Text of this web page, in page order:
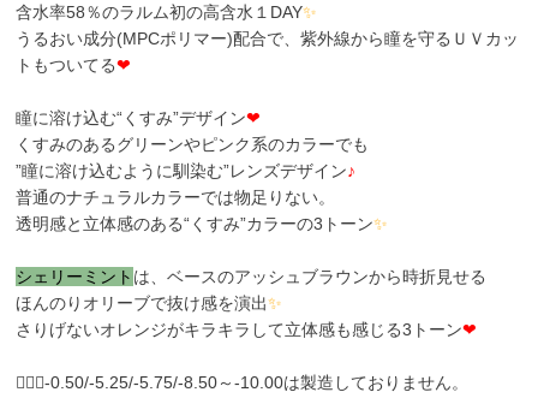
含水率58％のラルム初の高含水１DAY✨
うるおい成分(MPCポリマー)配合で、紫外線から瞳を守るＵＶカッ
トもついてる❤
瞳に溶け込む“くすみ”デザイン❤
くすみのあるグリーンやピンク系のカラーでも
”瞳に溶け込むように馴染む”レンズデザイン♪
普通のナチュラルカラーでは物足りない。
透明感と立体感のある“くすみ”カラーの3トーン✨
シ ェ リ ー ミ ン ト は、ベースのアッシュブラウンから時折見せる
ほんのりオリーブで抜け感を演出✨
さりげないオレンジがキラキラして立体感も感じる3トーン❤
🙇🏼‍♀️-0.50/-5.25/-5.75/-8.50～-10.00は製造しておりません。